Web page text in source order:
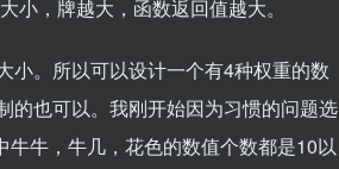
小，牌越大，函数返回值越大。
小。所以可以设计一个有4种权重的数
的也可以。我刚开始因为习惯的问题选
牛，牛几，花色的数值个数都是10以